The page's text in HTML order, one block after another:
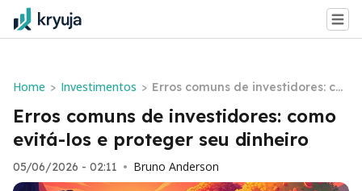
Home > Investimentos > Erros comuns de investidores: co
mo evitá-los e proteger seu dinh
eiro
Erros comuns de investidores: como
evitá-los e proteger seu dinheiro
05/06/2026 - 02:11 • Bruno Anderson